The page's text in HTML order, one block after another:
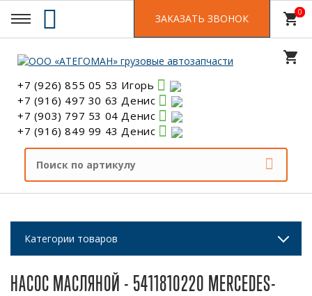
+7 (926) 855 05 53 Игорь
+7 (916) 497 30 63 Денис
+7 (903) 797 53 04 Денис
+7 (916) 849 99 43 Денис
ЗАКАЗАТЬ ЗВОНОК shopping_cart0
shopping_cart
0
Категории товаров
НАСОС МАСЛЯНОЙ - 5411810220 MERCEDES-